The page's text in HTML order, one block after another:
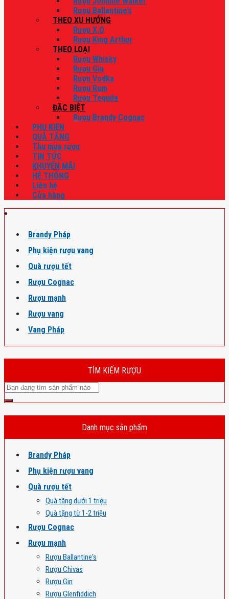
Rượu Ballantine’s
THEO XU HƯỚNG
Rượu X.O
Rượu King Arthur
THEO LOẠI
Rượu Whisky
Rượu Gin
Rượu Vodka
Rượu Rum
Rượu Tequila
ĐẶC BIỆT
Rượu Brandy Cognac
PHỤ KIỆN
QUÀ TẶNG
Thu mua rượu
TIN TỨC
KHUYẾN MÃI
HỆ THỐNG
Liên hệ
Cửa hàng
Brandy Pháp
Phụ kiện rượu vang
Quà rượu tết
Rượu Cognac
Rượu mạnh
Rượu vang
Vang Pháp
TÌM KIẾM RƯỢU
Danh mục sản phẩm
Brandy Pháp
Phụ kiện rượu vang
Quà rượu tết
Quà tặng dưới 1 triệu
Quà tặng từ 1-2 triệu
Rượu Cognac
Rượu mạnh
Rượu Ballantine's
Rượu Chivas
Rượu Gin
Rượu Glenfiddich